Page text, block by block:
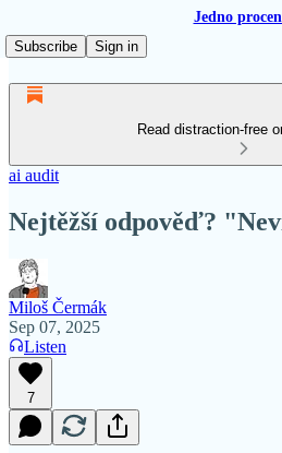
Jedno
Subscribe
Sign in
Read distraction-free
ai audit
Nejtěžší odpověď?
Miloš Čermák
Sep 07, 2025
Listen
7